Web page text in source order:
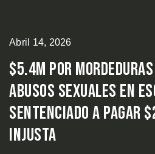
Abril 14, 2026
$5.4M por
Abusos Sexuales en
Sentenciado a Pagar
Injusta